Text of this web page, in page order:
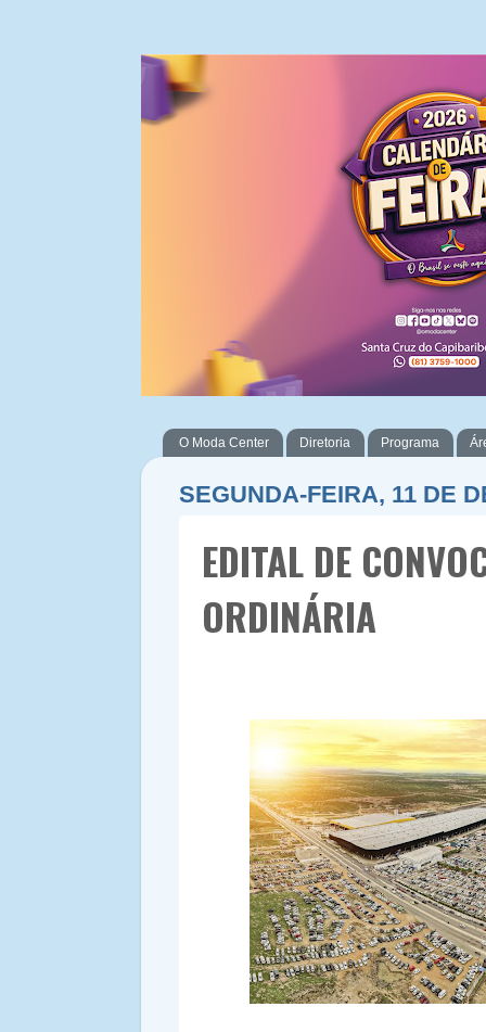
O Moda Center Diretoria Programa
SEGUNDA-FEIRA, 11 DE
EDITAL DE
ORDINÁRIA